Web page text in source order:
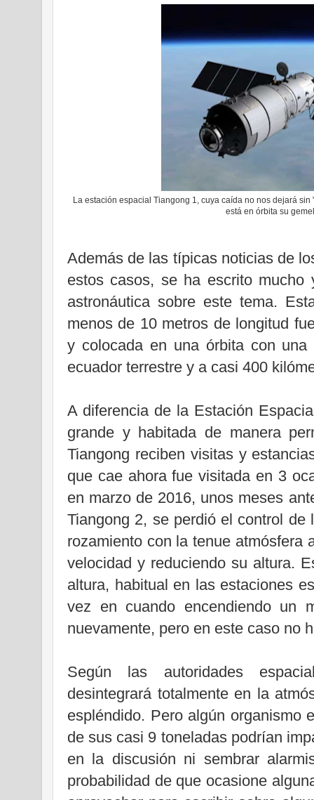
La estación espacial Tiangong 1, cuya caída no nos dejará
está en órbita su
Además de las típicas noticias de
estos casos, se ha escrito
astronáutica sobre este tema.
menos de 10 metros de longitud
y colocada en una órbita con una
ecuador terrestre y a casi 400
A diferencia de la Estación
grande y habitada de manera
Tiangong reciben visitas y
que cae ahora fue visitada en 3
en marzo de 2016, unos meses
Tiangong 2, se perdió el control
rozamiento con la tenue atmósfera
velocidad y reduciendo su altura.
altura, habitual en las estaciones
vez en cuando encendiendo un
nuevamente, pero en este caso no
Según las autoridades
desintegrará totalmente en la
espléndido. Pero algún organismo
de sus casi 9 toneladas podrían
en la discusión ni sembrar
probabilidad de que ocasione